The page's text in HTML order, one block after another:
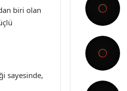
biri olan
sayesinde,